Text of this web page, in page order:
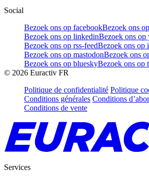
Social
Bezoek ons op facebookBezoek ons
Bezoek ons op linkedinBezoek ons op
Bezoek ons op rss-feedBezoek ons op
Bezoek ons op mastodonBezoek ons
Bezoek ons op blueskyBezoek ons op
© 2026 Euractiv FR
Politique de confidentialité Politique
Conditions générales Conditions
Conditions de vente
Services